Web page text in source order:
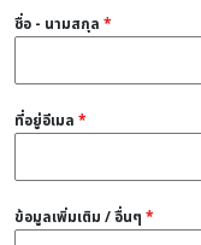
ชื่อ - นามสกุล *
ที่อยู่อีเมล *
ข้อมูลเพิ่มเติม / อื่นๆ *